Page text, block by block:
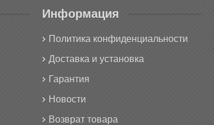
Информация
Политика конфиденциальности
Доставка и установка
Гарантия
Новости
Возврат товара